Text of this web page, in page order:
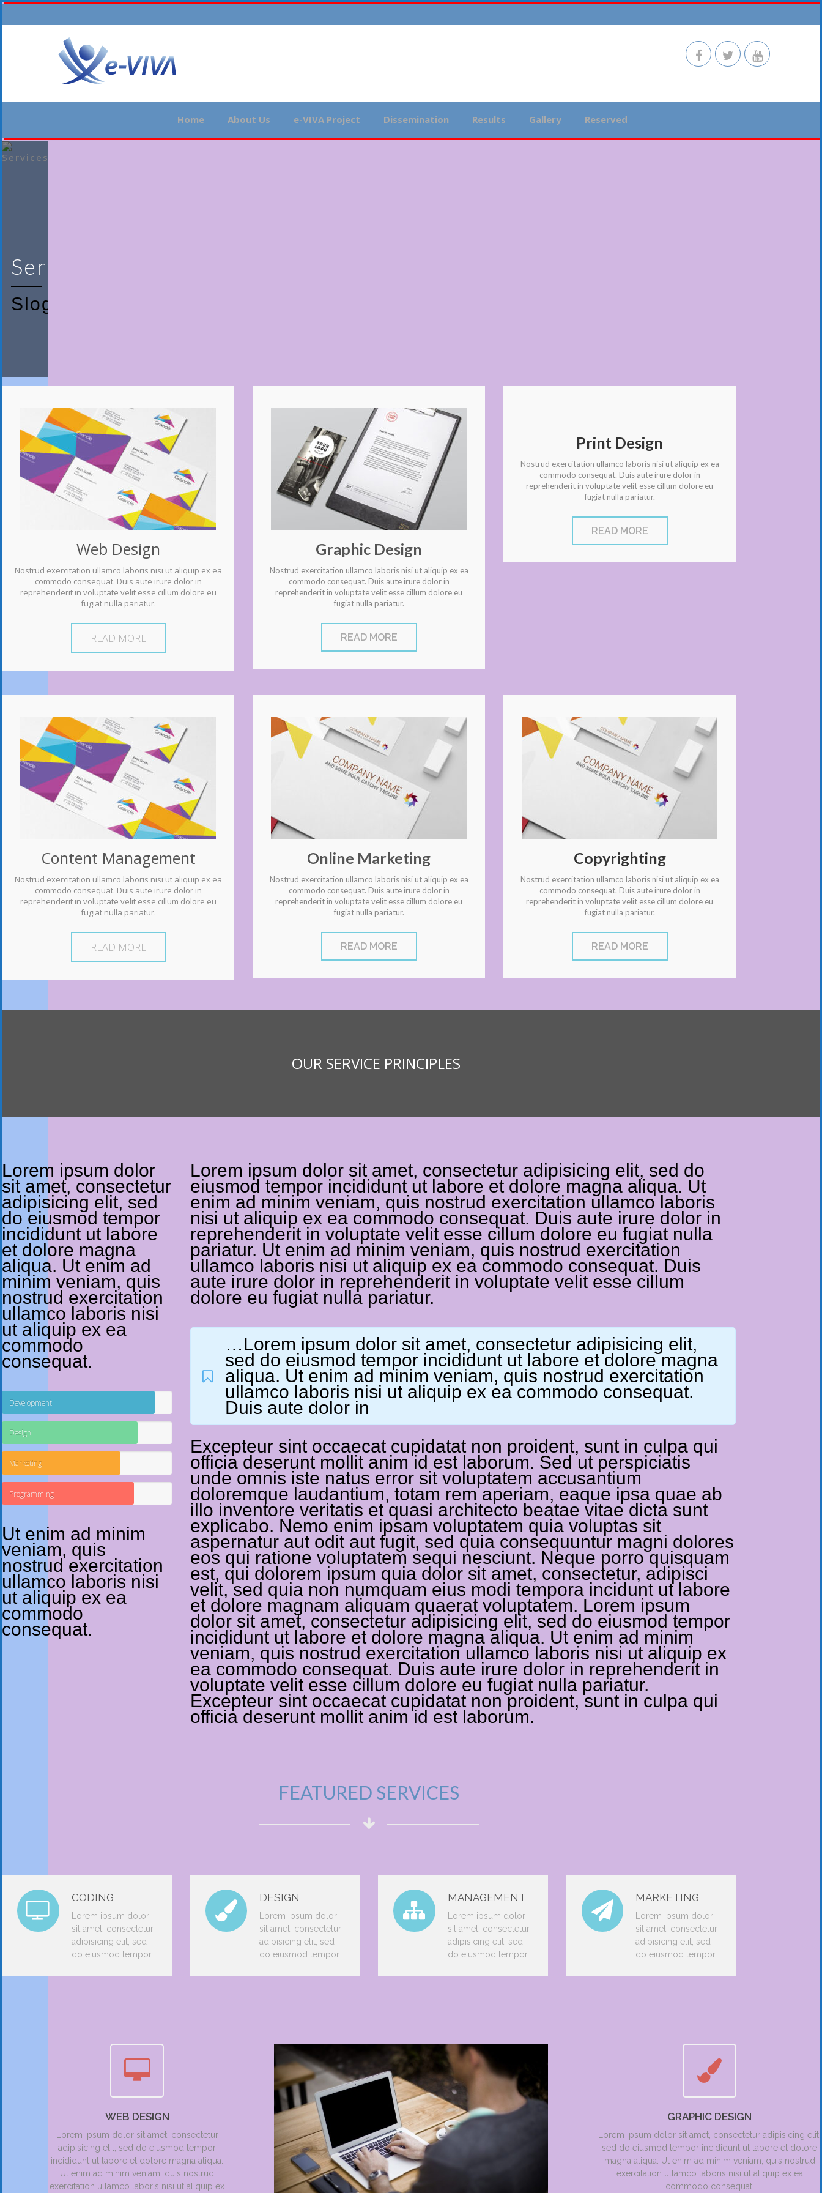
Home About Us e-VIVA Project Dissemination Results Gallery Reserved
Services
Slogan Goes Here
Web Design
Nostrud exercitation ullamco laboris nisi ut aliquip ex ea
commodo consequat. Duis aute irure dolor in
reprehenderit in voluptate velit esse cillum dolore eu
fugiat nulla pariatur.
READ MORE
Graphic Design
Nostrud exercitation ullamco laboris nisi ut aliquip ex ea
commodo consequat. Duis aute irure dolor in
reprehenderit in voluptate velit esse cillum dolore eu
fugiat nulla pariatur.
READ MORE
Print Design
Nostrud exercitation ullamco laboris nisi ut aliquip ex ea
commodo consequat. Duis aute irure dolor in
reprehenderit in voluptate velit esse cillum dolore eu
fugiat nulla pariatur.
READ MORE
Content Management
Nostrud exercitation ullamco laboris nisi ut aliquip ex ea
commodo consequat. Duis aute irure dolor in
reprehenderit in voluptate velit esse cillum dolore eu
fugiat nulla pariatur.
READ MORE
Online Marketing
Nostrud exercitation ullamco laboris nisi ut aliquip ex ea
commodo consequat. Duis aute irure dolor in
reprehenderit in voluptate velit esse cillum dolore eu
fugiat nulla pariatur.
READ MORE
Copyrighting
Nostrud exercitation ullamco laboris nisi ut aliquip ex ea
commodo consequat. Duis aute irure dolor in
reprehenderit in voluptate velit esse cillum dolore eu
fugiat nulla pariatur.
READ MORE
OUR SERVICE PRINCIPLES
Lorem ipsum dolor
sit amet, consectetur
adipisicing elit, sed
do eiusmod tempor
incididunt ut labore
et dolore magna
aliqua. Ut enim ad
minim veniam, quis
nostrud exercitation
ullamco laboris nisi
ut aliquip ex ea
commodo
consequat.
Development
Design
Marketing
Programming
Ut enim ad minim
veniam, quis
nostrud exercitation
ullamco laboris nisi
ut aliquip ex ea
commodo
consequat.
Lorem ipsum dolor sit amet, consectetur adipisicing elit, sed do
eiusmod tempor incididunt ut labore et dolore magna aliqua. Ut
enim ad minim veniam, quis nostrud exercitation ullamco laboris
nisi ut aliquip ex ea commodo consequat. Duis aute irure dolor in
reprehenderit in voluptate velit esse cillum dolore eu fugiat nulla
pariatur. Ut enim ad minim veniam, quis nostrud exercitation
ullamco laboris nisi ut aliquip ex ea commodo consequat. Duis
aute irure dolor in reprehenderit in voluptate velit esse cillum
dolore eu fugiat nulla pariatur.
…Lorem ipsum dolor sit amet, consectetur adipisicing elit,
sed do eiusmod tempor incididunt ut labore et dolore magna
aliqua. Ut enim ad minim veniam, quis nostrud exercitation
ullamco laboris nisi ut aliquip ex ea commodo consequat.
Duis aute dolor in
Excepteur sint occaecat cupidatat non proident, sunt in culpa qui
officia deserunt mollit anim id est laborum. Sed ut perspiciatis
unde omnis iste natus error sit voluptatem accusantium
doloremque laudantium, totam rem aperiam, eaque ipsa quae ab
illo inventore veritatis et quasi architecto beatae vitae dicta sunt
explicabo. Nemo enim ipsam voluptatem quia voluptas sit
aspernatur aut odit aut fugit, sed quia consequuntur magni dolores
eos qui ratione voluptatem sequi nesciunt. Neque porro quisquam
est, qui dolorem ipsum quia dolor sit amet, consectetur, adipisci
velit, sed quia non numquam eius modi tempora incidunt ut labore
et dolore magnam aliquam quaerat voluptatem. Lorem ipsum
dolor sit amet, consectetur adipisicing elit, sed do eiusmod tempor
incididunt ut labore et dolore magna aliqua. Ut enim ad minim
veniam, quis nostrud exercitation ullamco laboris nisi ut aliquip ex
ea commodo consequat. Duis aute irure dolor in reprehenderit in
voluptate velit esse cillum dolore eu fugiat nulla pariatur.
Excepteur sint occaecat cupidatat non proident, sunt in culpa qui
officia deserunt mollit anim id est laborum.
FEATURED SERVICES
CODING
Lorem ipsum dolor
sit amet, consectetur
adipisicing elit, sed
do eiusmod tempor
DESIGN
Lorem ipsum dolor
sit amet, consectetur
adipisicing elit, sed
do eiusmod tempor
MANAGEMENT
Lorem ipsum dolor
sit amet, consectetur
adipisicing elit, sed
do eiusmod tempor
MARKETING
Lorem ipsum dolor
sit amet, consectetur
adipisicing elit, sed
do eiusmod tempor
WEB DESIGN
Lorem ipsum dolor sit amet, consectetur
adipisicing elit, sed do eiusmod tempor
incididunt ut labore et dolore magna aliqua.
Ut enim ad minim veniam, quis nostrud
exercitation ullamco laboris nisi ut aliquip ex
GRAPHIC DESIGN
Lorem ipsum dolor sit amet, consectetur adipisicing elit,
sed do eiusmod tempor incididunt ut labore et dolore
magna aliqua. Ut enim ad minim veniam, quis nostrud
exercitation ullamco laboris nisi ut aliquip ex ea
commodo consequat.